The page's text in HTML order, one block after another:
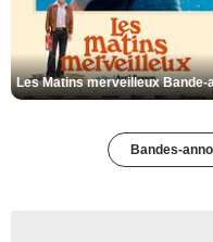
Bandes-